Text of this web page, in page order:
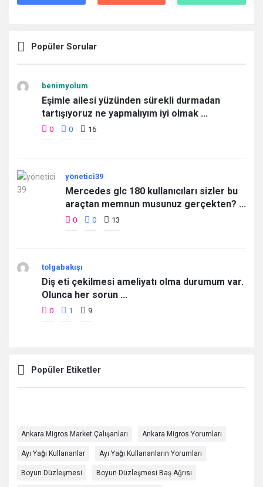
Popüler Sorular
benimyolum
Eşimle ailesi yüzünden sürekli durmadan
tartışıyoruz ne yapmalıyım iyi olmak ...
0 0 16
yönetici39
Mercedes glc 180 kullanıcıları sizler bu
araçtan memnun musunuz gerçekten? ...
0 0 13
tolgabakışı
Diş eti çekilmesi ameliyatı olma durumum var.
Olunca her sorun ...
0 1 9
Popüler Etiketler
Ankara Migros Market Çalışanları Ankara Migros Yorumları
Ayı Yağı Kullananlar Ayı Yağı Kullananların Yorumları
Boyun Düzleşmesi Boyun Düzleşmesi Baş Ağrısı